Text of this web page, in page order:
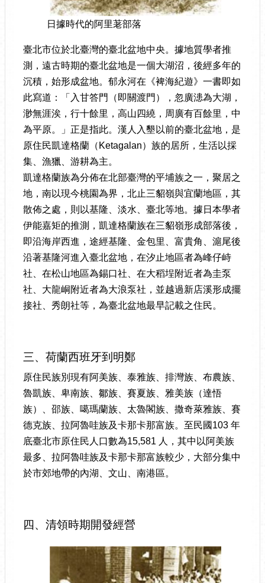
日據時代的阿里荖部落
臺北市位於北臺灣的臺北盆地中央。據地質學者推
測，遠古時期的臺北盆地是一個大湖沼，後經多年的
沉積，始形成盆地。郁永河在《裨海紀遊》一書即如
此寫道：「入甘答門（即關渡門），忽廣漶為大湖，
渺無涯涘，行十餘里，高山四繞，周廣有百餘里，中
為平原。」正是指此。漢人入墾以前的臺北盆地，是
原住民凱達格蘭（Ketagalan）族的居所，生活以採
集、漁獵、游耕為主。
凱達格蘭族為分佈在北部臺灣的平埔族之一，聚居之
地，南以現今桃園為界，北止三貂嶺與宜蘭地區，其
散佈之處，則以基隆、淡水、臺北等地。據日本學者
伊能嘉矩的推測，凱達格蘭族在三貂嶺形成部落後，
即沿海岸西進，途經基隆、金包里、富貴角、滬尾後
沿著基隆河進入臺北盆地，在汐止地區者為峰仔峙
社、在松山地區為錫口社、在大稻埕附近者為圭泵
社、大龍峒附近者為大浪泵社，並越過新店溪形成擺
接社、秀朗社等，為臺北盆地最早記載之住民。
三、荷蘭西班牙到明鄭
原住民族別現有阿美族、泰雅族、排灣族、布農族、
魯凱族、卑南族、鄒族、賽夏族、雅美族（達悟
族）、邵族、噶瑪蘭族、太魯閣族、撒奇萊雅族、賽
德克族、拉阿魯哇族及卡那卡那富族。至民國103 年
底臺北市原住民人口數為15,581 人，其中以阿美族
最多、拉阿魯哇族及卡那卡那富族較少，大部分集中
於市郊地帶的內湖、文山、南港區。
四、清領時期開發經營